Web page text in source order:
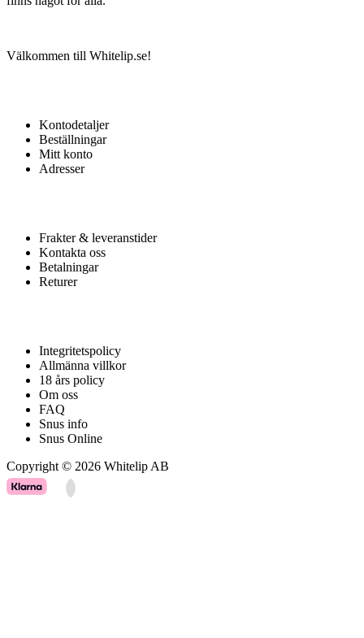
Välkommen till Whitelip.se!
Kontodetaljer
Beställningar
Mitt konto
Adresser
Frakter & leveranstider
Kontakta oss
Betalningar
Returer
Integritetspolicy
Allmänna villkor
18 års policy
Om oss
FAQ
Snus info
Snus Online
Copyright © 2026 Whitelip AB